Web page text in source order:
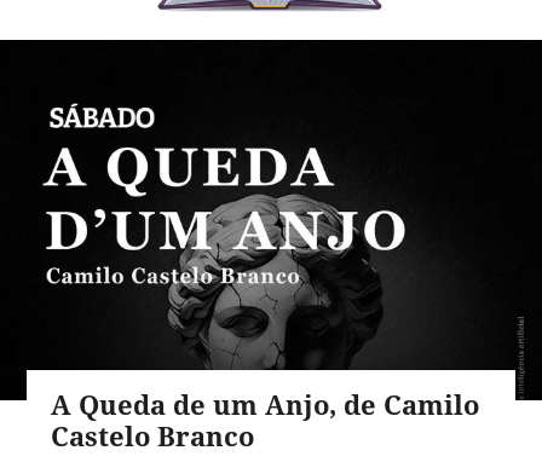
A Queda de um Anjo, de Camilo
Castelo Branco